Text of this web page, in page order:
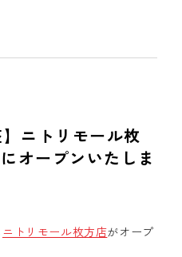
】ニトリモール枚
オープンいたしま
ニトリモール枚方店がオープ